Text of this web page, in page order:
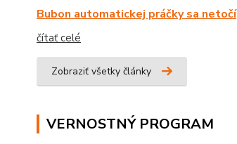
Bubon automatickej práčky sa netočí
čítať celé
Zobraziť všetky články
VERNOSTNÝ PROGRAM